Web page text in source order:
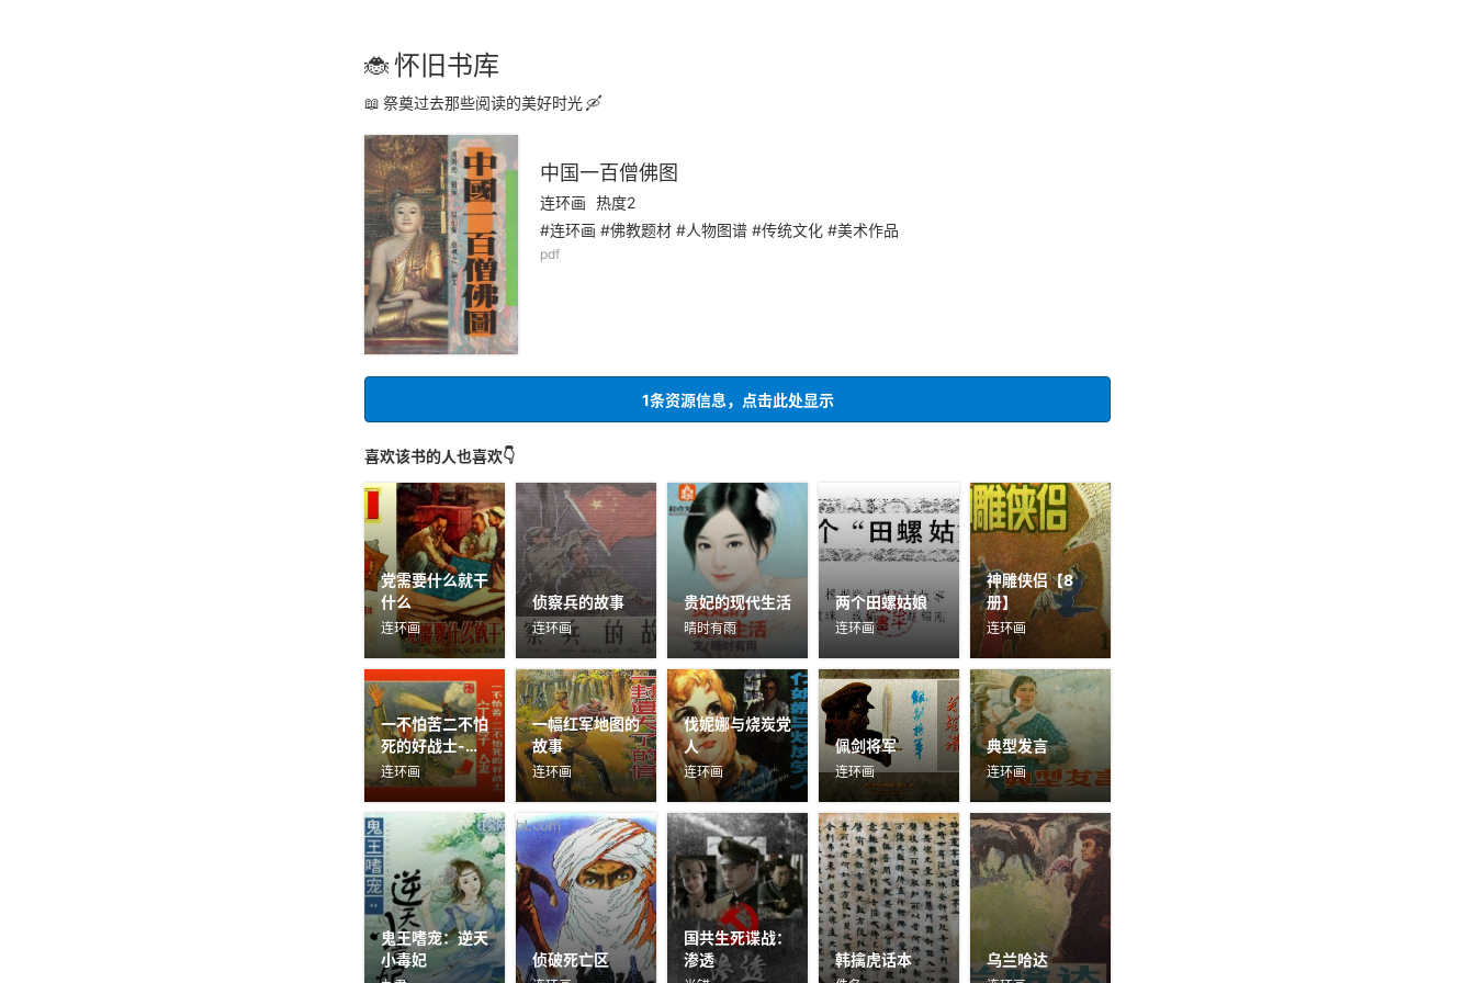
怀旧书库
祭奠过去那些阅读的美好时光
中国一百僧佛图
连环画 热度2
#连环画 #佛教题材 #人物图谱 #传统文化 #美术作品
pdf
1条资源信息，点击此处显示
喜欢该书的人也喜欢👇
党需要什么就干
什么
连环画
侦察兵的故事
连环画
贵妃的现代生活
晴时有雨
两个田螺姑娘
连环画
神雕侠侣【8
册】
连环画
一不怕苦二不怕
死的好战士-宁
学金
连环画
一幅红军地图的
故事
连环画
伐妮娜与烧炭党
人
连环画
佩剑将军
连环画
典型发言
连环画
鬼王嗜宠：逆天
小毒妃
侦破死亡区
国共生死谍战：
渗透
韩擒虎话本 乌兰哈达